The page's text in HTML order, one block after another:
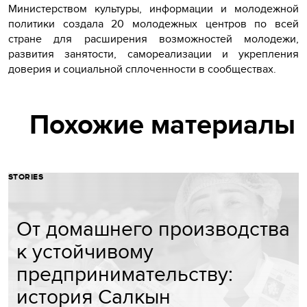
Министерством культуры, информации и молодежной
политики создала 20 молодежных центров по всей
стране для расширения возможностей молодежи,
развития занятости, самореализации и укрепления
доверия и социальной сплоченности в сообществах.
Похожие материалы
STORIES
От домашнего производства
к устойчивому
предпринимательству:
история Салкын